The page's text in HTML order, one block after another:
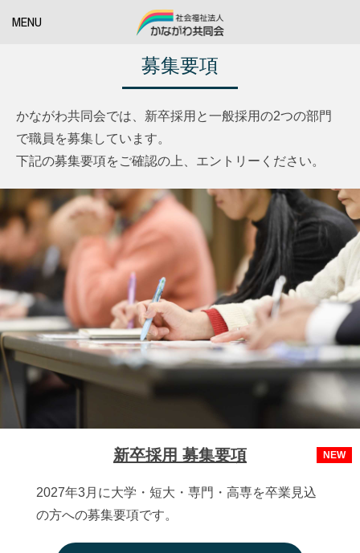
MENU
募集要項
かながわ共同会では、新卒採用と一般採用の2つの部門
で職員を募集しています。
下記の募集要項をご確認の上、エントリーください。
新卒採用 募集要項 NEW
2027年3月に大学・短大・専門・高専を卒業見込
の方への募集要項です。